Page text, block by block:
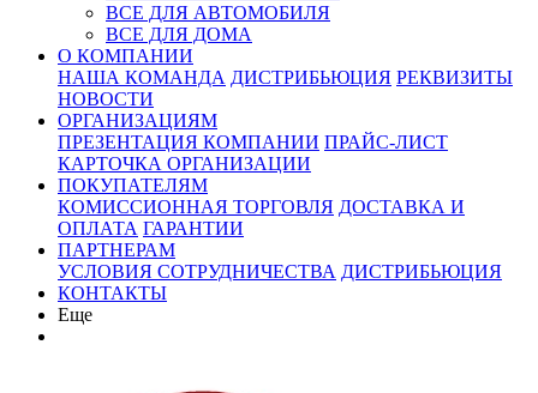
ВСЕ ДЛЯ АВТОМОБИЛЯ
ВСЕ ДЛЯ ДОМА
О КОМПАНИИ
НАША КОМАНДА ДИСТРИБЬЮЦИЯ РЕКВИЗИТЫ
НОВОСТИ
ОРГАНИЗАЦИЯМ
ПРЕЗЕНТАЦИЯ КОМПАНИИ ПРАЙС-ЛИСТ
КАРТОЧКА ОРГАНИЗАЦИИ
ПОКУПАТЕЛЯМ
КОМИССИОННАЯ ТОРГОВЛЯ ДОСТАВКА И
ОПЛАТА ГАРАНТИИ
ПАРТНЕРАМ
УСЛОВИЯ СОТРУДНИЧЕСТВА ДИСТРИБЬЮЦИЯ
КОНТАКТЫ
Еще